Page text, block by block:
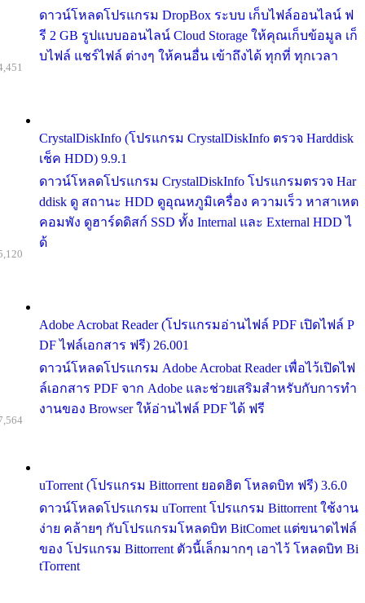
ดาวน์โหลดโปรแกรม DropBox ระบบ เก็บไฟล์ออนไลน์ ฟ
รี 2 GB รูปแบบออนไลน์ Cloud Storage ให้คุณเก็บข้อมูล เก็
บไฟล์ แชร์ไฟล์ ต่างๆ ให้คนอื่น เข้าถึงได้ ทุกที่ ทุกเวลา
CrystalDiskInfo (โปรแกรม CrystalDiskInfo ตรวจ Harddisk
เช็ค HDD) 9.9.1
ดาวน์โหลดโปรแกรม CrystalDiskInfo โปรแกรมตรวจ Har
ddisk ดู สถานะ HDD ดูอุณหภูมิเครื่อง ความเร็ว หาสาเหต
คอมพัง ดูฮาร์ดดิสก์ SSD ทั้ง Internal และ External HDD ไ
ด้
Adobe Acrobat Reader (โปรแกรมอ่านไฟล์ PDF เปิดไฟล์ P
DF ไฟล์เอกสาร ฟรี) 26.001
ดาวน์โหลดโปรแกรม Adobe Acrobat Reader เพื่อไว้เปิดไฟ
ล์เอกสาร PDF จาก Adobe และช่วยเสริมสำหรับกับการทำ
งานของ Browser ให้อ่านไฟล์ PDF ได้ ฟรี
uTorrent (โปรแกรม Bittorrent ยอดฮิต โหลดบิท ฟรี) 3.6.0
ดาวน์โหลดโปรแกรม uTorrent โปรแกรม Bittorrent ใช้งาน
ง่าย คล้ายๆ กับโปรแกรมโหลดบิท BitComet แต่ขนาดไฟล์
ของ โปรแกรม Bittorrent ตัวนี้เล็กมากๆ เอาไว้ โหลดบิท Bi
tTorrent